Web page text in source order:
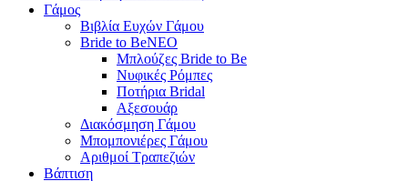
Γάμος
Βιβλία Ευχών Γάμου
Bride to BeNEO
Μπλούζες Bride to Be
Νυφικές Ρόμπες
Ποτήρια Bridal
Αξεσουάρ
Διακόσμηση Γάμου
Μπομπονιέρες Γάμου
Αριθμοί Τραπεζιών
Βάπτιση